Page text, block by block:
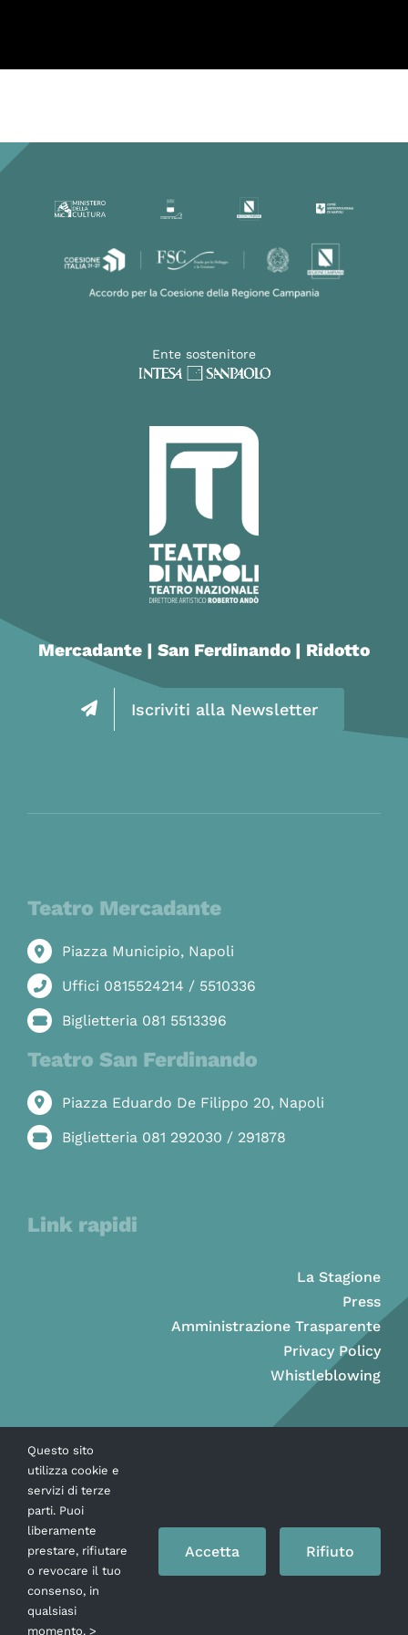
Ente sostenitore
Mercadante | San Ferdinando | Ridotto
Iscriviti alla Newsletter
Teatro Mercadante
Piazza Municipio, Napoli
Uffici 0815524214 / 5510336
Biglietteria 081 5513396
Teatro San Ferdinando
Piazza Eduardo De Filippo 20, Napoli
Biglietteria 081 292030 / 291878
Link rapidi
La Stagione
Press
Amministrazione Trasparente
Privacy Policy
Whistleblowing
Copyright © Ass. Teatro Stabile della Città di Napoli 2026
Questo sito
utilizza cookie e
servizi di terze
parti. Puoi
liberamente
prestare, rifiutare
o revocare il tuo
consenso, in
qualsiasi
momento. >
Accetta Rifiuto